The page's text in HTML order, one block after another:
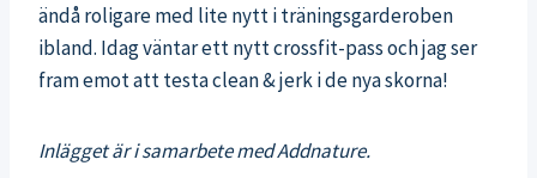
ändå roligare med lite nytt i träningsgarderoben
ibland. Idag väntar ett nytt crossfit-pass och jag ser
fram emot att testa clean & jerk i de nya skorna!
Inlägget är i samarbete med Addnature.